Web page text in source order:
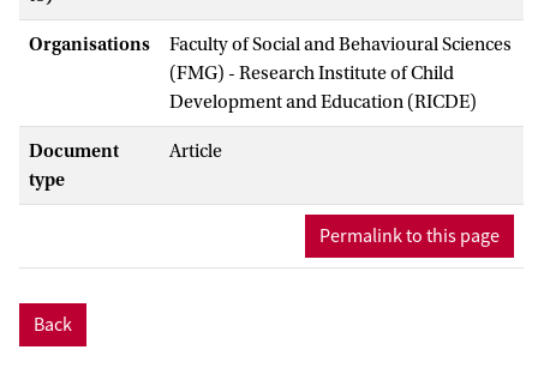
Organisations
Faculty of Social and Behavioural Sciences
(FMG) - Research Institute of Child
Development and Education (RICDE)
Document
type
Article
Permalink to this page
Back